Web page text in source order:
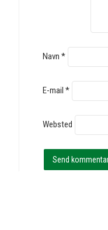
Navn *
E-mail *
Websted